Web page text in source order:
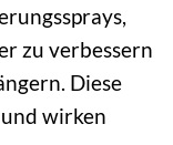
zu verbessern
Diese
wirken